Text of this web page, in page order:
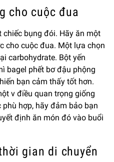
cho cuộc đua
bụng đói. Hãy ăn một
cho cuộc đua. Một lựa chọn
carbohydrate. Bột yến
bagel phết bơ đậu phộng
bạn cảm thấy tốt hơn.
v điều quan trọng giống
hợp, hãy đảm bảo bạn
định ăn món đó vào buổi
gian di chuyển